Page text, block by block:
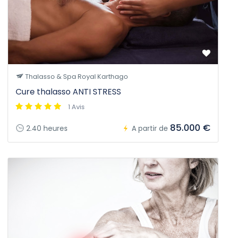
Thalasso & Spa Royal Karthago
Cure thalasso ANTI STRESS
1 Avis
2.40 heures A partir de 85.000 €